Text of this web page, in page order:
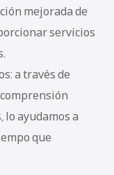
mejorada de
servicios
a través de
lo ayudamos a
que